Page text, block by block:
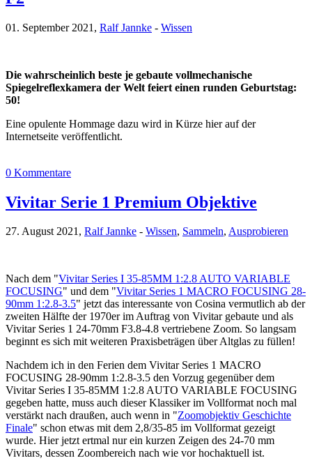
01. September 2021, Ralf Jannke - Wissen
Die wahrscheinlich beste je gebaute vollmechanische
Spiegelreflexkamera der Welt feiert einen runden Geburtstag:
50!
Eine opulente Hommage dazu wird in Kürze hier auf der
Internetseite veröffentlicht.
0 Kommentare
Vivitar Serie 1 Premium Objektive
27. August 2021, Ralf Jannke - Wissen, Sammeln, Ausprobieren
Nach dem "Vivitar Series I 35-85MM 1:2.8 AUTO VARIABLE
FOCUSING" und dem "Vivitar Series 1 MACRO FOCUSING 28-
90mm 1:2.8-3.5" jetzt das interessante von Cosina vermutlich ab der
zweiten Hälfte der 1970er im Auftrag von Vivitar gebaute und als
Vivitar Series 1 24-70mm F3.8-4.8 vertriebene Zoom. So langsam
beginnt es sich mit weiteren Praxisbeträgen über Altglas zu füllen!
Nachdem ich in den Ferien dem Vivitar Series 1 MACRO
FOCUSING 28-90mm 1:2.8-3.5 den Vorzug gegenüber dem
Vivitar Series I 35-85MM 1:2.8 AUTO VARIABLE FOCUSING
gegeben hatte, muss auch dieser Klassiker im Vollformat noch mal
verstärkt nach draußen, auch wenn in "Zoomobjektiv Geschichte
Finale" schon etwas mit dem 2,8/35-85 im Vollformat gezeigt
wurde. Hier jetzt ertmal nur ein kurzen Zeigen des 24-70 mm
Vivitars, dessen Zoombereich nach wie vor hochaktuell ist.